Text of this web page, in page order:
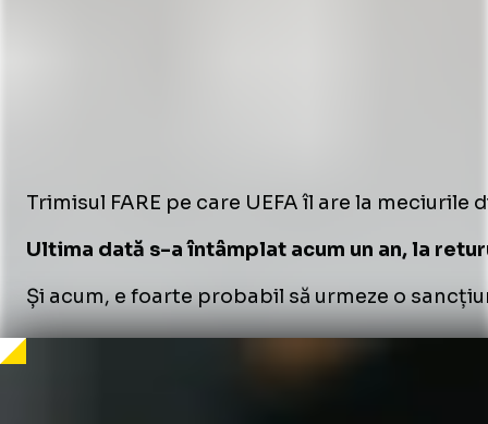
Trimisul FARE pe care UEFA îl are la
Ultima dată s-a întâmplat acum un an, la
Și acum, e foarte probabil să urmeze o